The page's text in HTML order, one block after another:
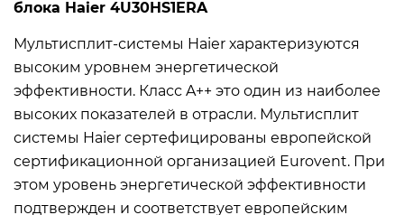
блока Haier 4U30HS1ERA
Мультисплит-системы Haier характеризуются
высоким уровнем энергетической
эффективности. Класс A++ это один из наиболее
высоких показателей в отрасли. Мультисплит
системы Haier сертефицированы европейской
сертификационной организацией Eurovent. При
этом уровень энергетической эффективности
подтвержден и соответствует европейским